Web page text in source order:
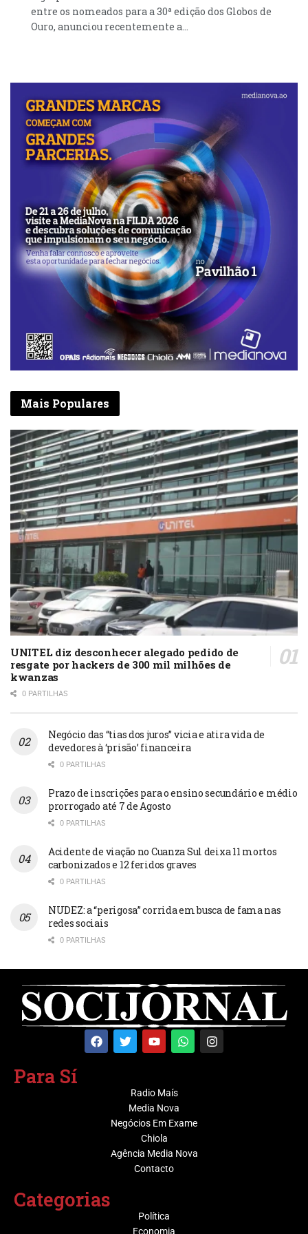
entre os nomeados para a 30ª edição dos Globos de
Ouro, anunciou recentemente a...
Mais Populares
UNITEL diz desconhecer alegado pedido de
resgate por hackers de 300 mil milhões de
kwanzas
0 PARTILHAS
Negócio das “tias dos juros” vicia e atira vida de
devedores à ‘prisão’ financeira
0 PARTILHAS
Prazo de inscrições para o ensino secundário e médio
prorrogado até 7 de Agosto
0 PARTILHAS
Acidente de viação no Cuanza Sul deixa 11 mortos
carbonizados e 12 feridos graves
0 PARTILHAS
NUDEZ: a “perigosa” corrida em busca de fama nas
redes sociais
0 PARTILHAS
Para Sí
Radio Maís
Media Nova
Negócios Em Exame
Chiola
Agência Media Nova
Contacto
Categorias
Política
Economia